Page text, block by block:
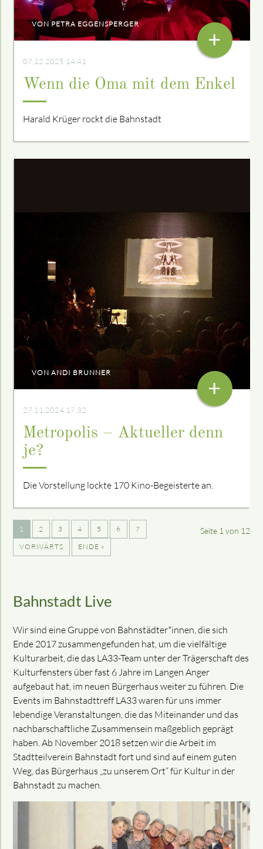
VON PETRA EGGENSPERGER
07.12.2025 14:41
Wenn die Oma mit dem Enkel
Harald Krüger rockt die Bahnstadt
+
VON ANDI BRUNNER
27.11.2024 17:32
Metropolis – Aktueller denn
je?
Die Vorstellung lockte 170 Kino-Begeisterte an.
+
Seite 1 von 12
1 2 3 4 5 6
7
VORWÄRTS
ENDE »
Bahnstadt Live
Wir sind eine Gruppe von Bahnstädter*innen, die sich
Ende 2017 zusammengefunden hat, um die vielfältige
Kulturarbeit, die das LA33­-Team unter der Trägerschaft des
Kulturfensters über fast 6 Jahre im Langen Anger
aufgebaut hat, im neuen Bürgerhaus weiter zu führen. Die
Events im Bahnstadttreff LA33 waren für uns immer
lebendige Veranstaltungen, die das Miteinander und das
nachbarschaftliche Zusammensein maßgeblich geprägt
haben. Ab November 2018 setzen wir die Arbeit im
Stadtteilverein Bahnstadt fort und sind auf einem guten
Weg, das Bürgerhaus „zu unserem Ort“ für Kultur in der
Bahnstadt zu machen.